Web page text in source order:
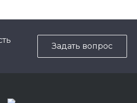
Задать вопрос